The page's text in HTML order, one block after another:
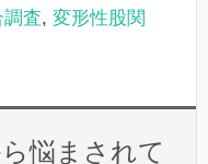
査, 変形性股関
悩まされて